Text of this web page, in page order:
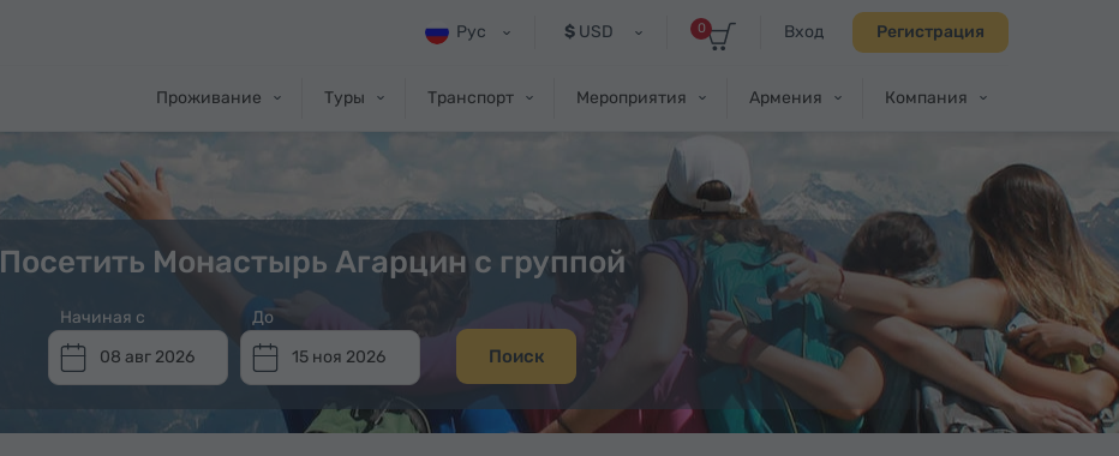
Вход Регистрация
0
$USD
Рус
Проживание Туры Транспорт Мероприятия Армения Компания
Посетить Монастырь Агарцин с группой
Начиная с
08 авг 2026
До
15 ноя 2026
Поиск